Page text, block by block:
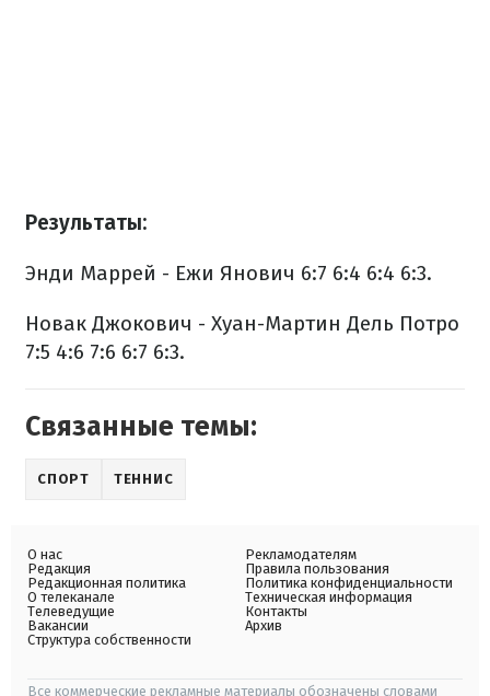
Результаты:
Энди Маррей - Ежи Янович 6:7 6:4 6:4 6:3.
Новак Джокович - Хуан-Мартин Дель Потро
7:5 4:6 7:6 6:7 6:3.
Связанные темы:
СПОРТ ТЕННИС
О нас
Редакция
Редакционная политика
О телеканале
Телеведущие
Вакансии
Структура собственности
Рекламодателям
Правила пользования
Политика конфиденциальности
Техническая информация
Контакты
Архив
Все коммерческие рекламные материалы обозначены словами